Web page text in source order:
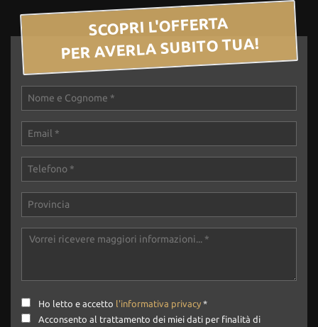
SCOPRI L'OFFERTA
PER AVERLA SUBITO TUA!
Ho letto e accetto l'informativa privacy *
Acconsento al trattamento dei miei dati per finalità di